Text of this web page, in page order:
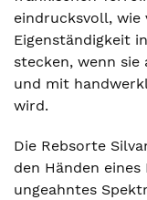
eindrucksvoll, wie
Eigenständigkeit
stecken, wenn
und mit
wird.
Die Rebsorte
den Händen
ungeahntes